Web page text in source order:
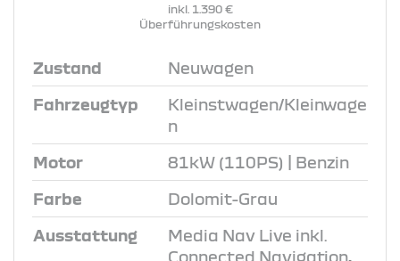
inkl. 1.390 €
Überführungskosten
Zustand Neuwagen
Fahrzeugtyp
Kleinstwagen/Kleinwage
n
Motor 81kW (110PS) | Benzin
Farbe Dolomit-Grau
Ausstattung
Media Nav Live inkl.
Connected Navigation,